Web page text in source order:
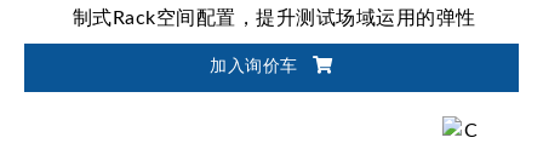
制式Rack空间配置，提升测试场域运用的弹性
加入询价车